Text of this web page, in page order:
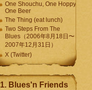
One Shouchu, One Hoppy.
One Beer
The Thing (eat lunch)
Two Steps From The
Blues（2006年8月18日〜
2007年12月31日）
X (Twitter)
1. Blues'n Friends